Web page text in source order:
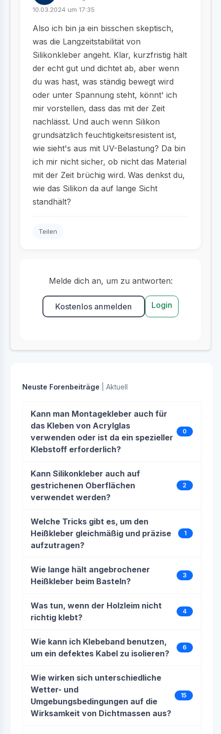
10.03.2024 um 17:35
Also ich bin ja ein bisschen skeptisch,
was die Langzeitstabilität von
Silikonkleber angeht. Klar, kurzfristig hält
der echt gut und dichtet ab, aber wenn
du was hast, was ständig bewegt wird
oder unter Spannung steht, könnt' ich
mir vorstellen, dass das mit der Zeit
nachlässt. Und auch wenn Silikon
grundsätzlich feuchtigkeitsresistent ist,
wie sieht's aus mit UV-Belastung? Da bin
ich mir nicht sicher, ob nicht das Material
mit der Zeit brüchig wird. Was denkst du,
wie das Silikon da auf lange Sicht
standhält?
Teilen
Melde dich an, um zu antworten:
Kostenlos anmelden Login
Neuste Forenbeiträge | Aktuell
Kann man Montagekleber auch für
das Kleben von Acrylglas
verwenden oder ist da ein spezieller
Klebstoff erforderlich?
0
Kann Silikonkleber auch auf
gestrichenen Oberflächen
verwendet werden?
2
Welche Tricks gibt es, um den
Heißkleber gleichmäßig und präzise
aufzutragen?
1
Wie lange hält angebrochener
Heißkleber beim Basteln?
3
Was tun, wenn der Holzleim nicht
richtig klebt?
4
Wie kann ich Klebeband benutzen,
um ein defektes Kabel zu isolieren?
6
Wie wirken sich unterschiedliche
Wetter- und
Umgebungsbedingungen auf die
Wirksamkeit von Dichtmassen aus?
15